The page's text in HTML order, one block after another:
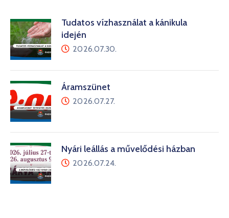
Tudatos vízhasználat a kánikula
idején
2026.07.30.
Áramszünet
2026.07.27.
Nyári leállás a művelődési házban
2026.07.24.